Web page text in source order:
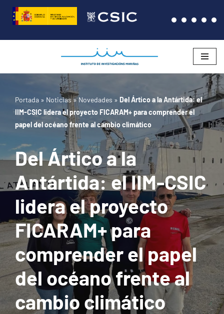
Saltar
al
Portada » Noticias»Novedades » Del Ártico a la Antártida: el
IIM-CSIC lidera el proyecto FICARAM+ para comprender el
papel del océano frente al cambio climático
Del Ártico a la
Antártida: el IIM-CSIC
lidera el proyecto
FICARAM+ para
comprender el papel
del océano frente al
cambio climático